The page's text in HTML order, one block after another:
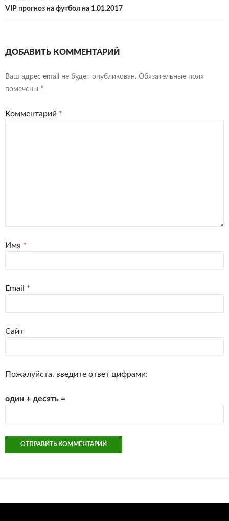
VIP прогноз на футбол на 1.01.2017
ДОБАВИТЬ КОММЕНТАРИЙ
Ваш адрес email не будет опубликован. Обязательные поля
помечены *
Комментарий *
Имя *
Email *
Сайт
Пожалуйста, введите ответ цифрами:
один + десять =